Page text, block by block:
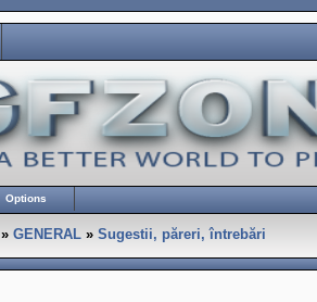
Options
» GENERAL » Sugestii, păreri, întrebări